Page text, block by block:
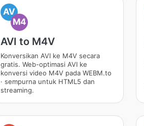
AV
M4
AVI to M4V
Konversikan AVI ke M4V secara
gratis. Web-optimasi AVI ke
konversi video M4V pada WEBM.to
· sempurna untuk HTML5 dan
streaming.